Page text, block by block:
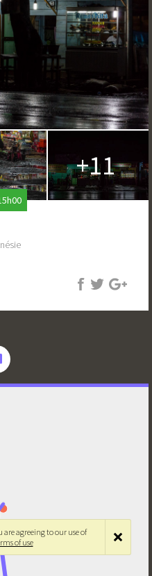
+11
agreeing to our use of
of use